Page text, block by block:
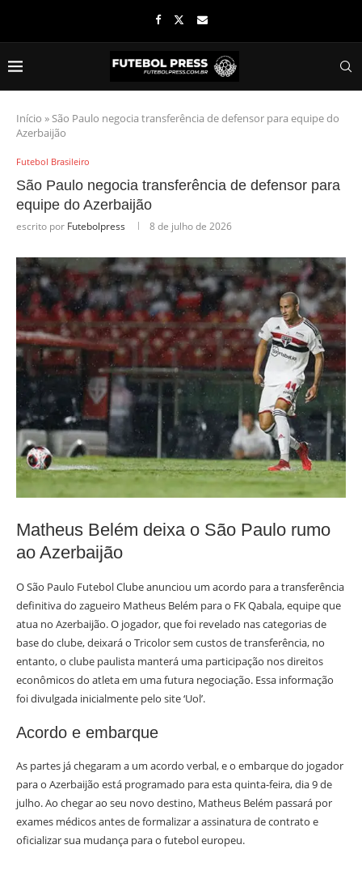
Início »São Paulo negocia transferência de defensor para equipe do
Azerbaijão
Futebol Brasileiro
São Paulo negocia transferência de defensor para
equipe do Azerbaijão
escrito por Futebolpress 8 de julho de 2026
Matheus Belém deixa o São Paulo rumo
ao Azerbaijão
O São Paulo Futebol Clube anunciou um acordo para a transferência
definitiva do zagueiro Matheus Belém para o FK Qabala, equipe que
atua no Azerbaijão. O jogador, que foi revelado nas categorias de
base do clube, deixará o Tricolor sem custos de transferência, no
entanto, o clube paulista manterá uma participação nos direitos
econômicos do atleta em uma futura negociação. Essa informação
foi divulgada inicialmente pelo site ‘Uol’.
Acordo e embarque
As partes já chegaram a um acordo verbal, e o embarque do jogador
para o Azerbaijão está programado para esta quinta-feira, dia 9 de
julho. Ao chegar ao seu novo destino, Matheus Belém passará por
exames médicos antes de formalizar a assinatura de contrato e
oficializar sua mudança para o futebol europeu.